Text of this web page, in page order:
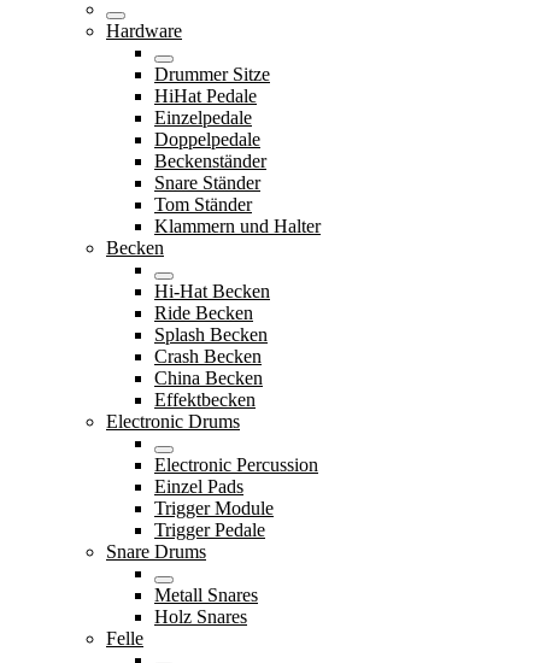
Hardware
Drummer Sitze
HiHat Pedale
Einzelpedale
Doppelpedale
Beckenständer
Snare Ständer
Tom Ständer
Klammern und Halter
Becken
Hi-Hat Becken
Ride Becken
Splash Becken
Crash Becken
China Becken
Effektbecken
Electronic Drums
Electronic Percussion
Einzel Pads
Trigger Module
Trigger Pedale
Snare Drums
Metall Snares
Holz Snares
Felle